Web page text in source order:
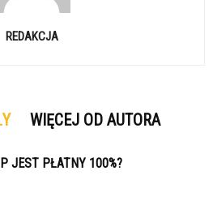
REDAKCJA
WIĘCEJ OD AUTORA
JEST PŁATNY 100%?